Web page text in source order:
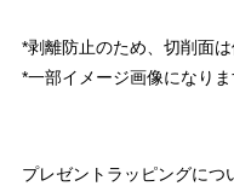
*剥離防止のため、切削面
*一部イメージ画像になりま
プレゼントラッピングにつ